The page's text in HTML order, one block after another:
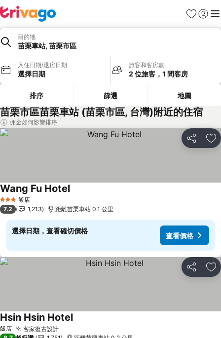
我的最愛
登入 選
目的地
苗栗車站, 苗栗市區
入住日期/退房日期
選擇日期
旅客和客房數
2 位旅客，1 間客房
排序 篩選 地圖
苗栗市區苗栗車站 (苗栗市區, 台灣)附近的住宿
佣金如何影響排序
分享 加
3 星級 飯店
Wang Fu Hotel查看價格
7.2 1,213 距離苗栗車站 0.1 公里
選擇日期，查看確切價格
查看價格
分享 加
飯店 客家復古設計查看價格
Hsin Hsin Hotel查看價格